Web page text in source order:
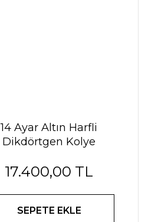
14 Ayar Altın Harfli
Dikdörtgen Kolye
17.400,00 TL
SEPETE EKLE